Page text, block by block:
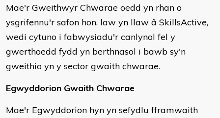
​Mae'r Gweithwyr Chwarae oedd yn rhan o
ysgrifennu'r safon hon, law yn llaw â SkillsActive,
wedi cytuno i fabwysiadu'r canlynol fel y
gwerthoedd fydd yn berthnasol i bawb sy'n
gweithio yn y sector gwaith chwarae.
Egwyddorion Gwaith Chwarae
Mae'r Egwyddorion hyn yn sefydlu fframwaith